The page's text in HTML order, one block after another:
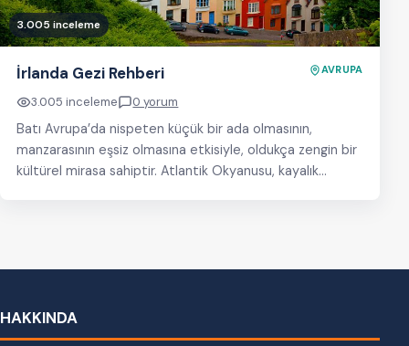
3.005 inceleme
İrlanda Gezi Rehberi AVRUPA
3.005 inceleme 0 yorum
Batı Avrupa’da nispeten küçük bir ada olmasının,
manzarasının eşsiz olmasına etkisiyle, oldukça zengin bir
kültürel mirasa sahiptir. Atlantik Okyanusu, kayalık
HAKKINDA